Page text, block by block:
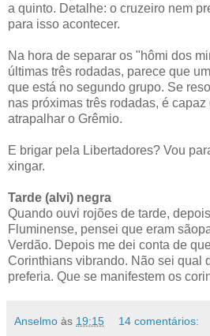
a quinto. Detalhe: o cruzeiro nem
para isso acontecer.
Na hora de separar os "hômi dos
últimas três rodadas, parece que
que está no segundo grupo. Se
nas próximas três rodadas, é
atrapalhar o Grêmio.
E brigar pela Libertadores? Vou
xingar.
Tarde (alvi) negra
Quando ouvi rojões de tarde,
Fluminense, pensei que eram
Verdão. Depois me dei conta de
Corinthians vibrando. Não sei qual
preferia. Que se manifestem os
Anselmo às 19:15 14 comentários: